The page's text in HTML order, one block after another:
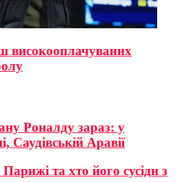
високооплачуваних
Роналду зараз: у
Саудівській Аравії
та хто його сусіди з